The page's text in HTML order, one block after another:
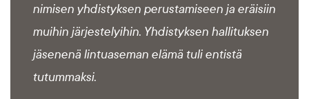
nimisen yhdistyksen perustamiseen ja eräisiin
muihin järjestelyihin. Yhdistyksen hallituksen
jäsenenä lintuaseman elämä tuli entistä
tutummaksi.